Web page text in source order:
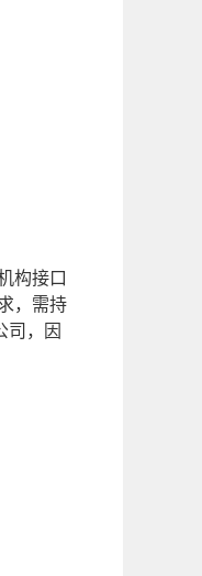
构接口
，需持
司，因